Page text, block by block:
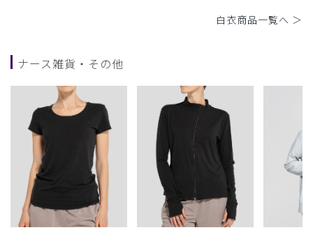
白衣商品一覧へ ＞
ナース雑貨・その他